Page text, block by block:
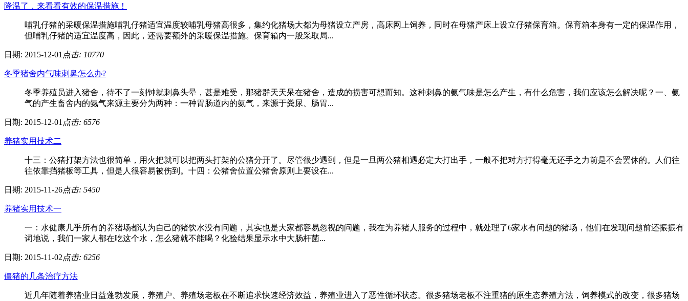
降温了，来看看有效的保温措施！
哺乳仔猪的采暖保温措施哺乳仔猪适宜温度较哺乳母猪高很多，集约化猪场大都为母猪设立产房，高床网上饲养，同时在母猪产床上设立仔猪保育箱。保育箱本身有一定的保温作用，
但哺乳仔猪的适宜温度高，因此，还需要额外的采暖保温措施。保育箱内一般采取局...
日期: 2015-12-01点击: 10770
冬季猪舍内气味刺鼻怎么办?
冬季养殖员进入猪舍，待不了一刻钟就刺鼻头晕，甚是难受，那猪群天天呆在猪舍，造成的损害可想而知。这种刺鼻的氨气味是怎么产生，有什么危害，我们应该怎么解决呢？一、氨
气的产生畜舍内的氨气来源主要分为两种：一种胃肠道内的氨气，来源于粪尿、肠胃...
日期: 2015-12-01点击: 6576
养猪实用技术二
十三：公猪打架方法也很简单，用火把就可以把两头打架的公猪分开了。尽管很少遇到，但是一旦两公猪相遇必定大打出手，一般不把对方打得毫无还手之力前是不会罢休的。人们往
往依靠挡猪板等工具，但是人很容易被伤到。十四：公猪舍位置公猪舍原则上要设在...
日期: 2015-11-26点击: 5450
养猪实用技术一
一：水健康几乎所有的养猪场都认为自己的猪饮水没有问题，其实也是大家都容易忽视的问题，我在为养猪人服务的过程中，就处理了6家水有问题的猪场，他们在发现问题前还振振有
词地说，我们一家人都在吃这个水，怎么猪就不能喝？化验结果显示水中大肠杆菌...
日期: 2015-11-02点击: 6256
僵猪的几条治疗方法
近几年随着养猪业日益蓬勃发展，养殖户、养殖场老板在不断追求快速经济效益，养殖业进入了恶性循环状态。很多猪场老板不注重猪的原生态养殖方法，饲养模式的改变，很多猪场